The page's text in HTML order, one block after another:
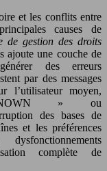
et les conflits entre
causes de
de gestion des droits
ajoute une couche de
des erreurs
par des messages
l’utilisateur moyen,
» ou
des bases de
et les préférences
complète de